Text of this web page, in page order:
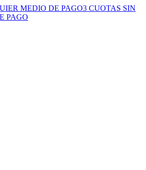
MEDIO DE PAGO3 CUOTAS SIN
PAGO